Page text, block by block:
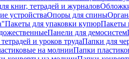
книг, тетрадей и журналов
устройстваОпоры для спины
Пакеты для упаковки купюрПакеты
Панели для демосистем
и уроков трудаПапки для
на молнииПапки